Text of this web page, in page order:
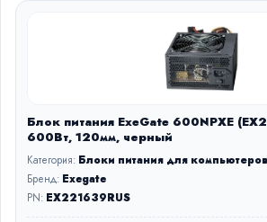
Блок питания ExeGate 600NPXE
600Вт, 120мм, черный
Категория: Блоки питания для компьютеров
Бренд: Exegate
PN: EX221639RUS